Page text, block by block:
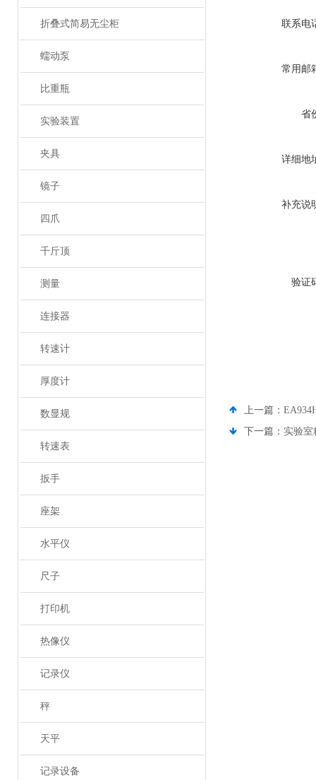
折叠式简易无尘柜
蠕动泵
比重瓶
实验装置
夹具
镜子
四爪
千斤顶
测量
连接器
转速计
厚度计
数显规
转速表
扳手
座架
水平仪
尺子
打印机
热像仪
记录仪
秤
天平
记录设备
联系电
常用邮
省
详细地
补充说
验证
上一篇：
下一篇： 实验室